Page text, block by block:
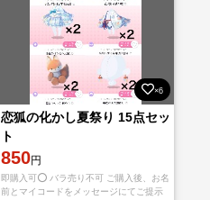
×6
恋狐の化かし夏祭り 15点セッ
ト
850円
即購入可⭕️ バラ売り不可 ご購入後、お名
前とマイコードをメッセージにてご提示